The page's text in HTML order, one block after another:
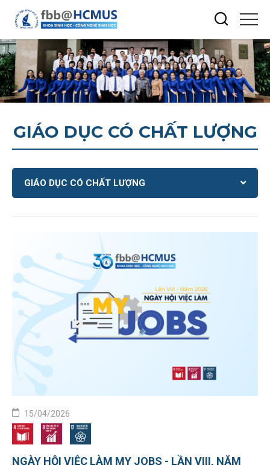
GIÁO DỤC CÓ CHẤT LƯỢNG
GIÁO DỤC CÓ CHẤT LƯỢNG
15/04/2026
NGÀY HỘI VIỆC LÀM MY JOBS - LẦN VIII, NĂM